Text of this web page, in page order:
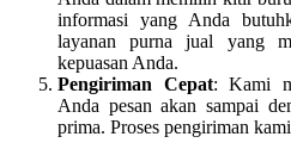
informasi yang Anda
layanan purna jual yang
kepuasan Anda.
Pengiriman Cepat: Kami
Anda pesan akan sampai
prima. Proses pengiriman